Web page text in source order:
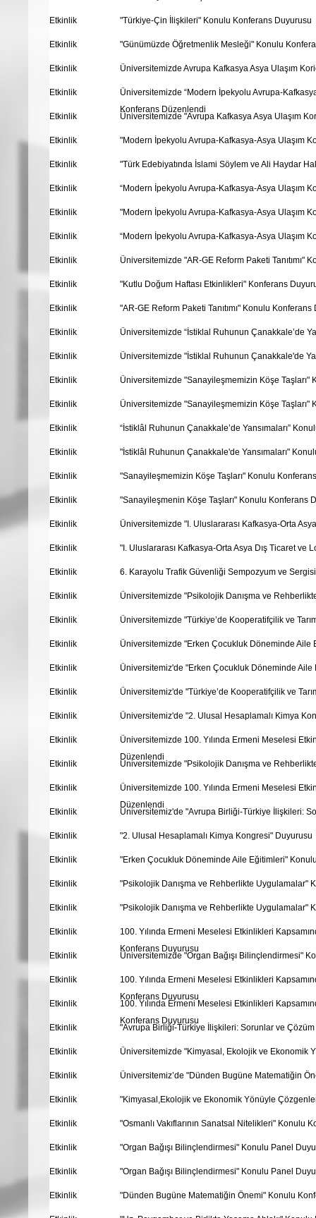
Etkinlik "Türkiye-Çin İlişkileri" Konulu Konferans Duyurusu
Etkinlik "Günümüzde Öğretmenlik Mesleği" Konulu
Etkinlik Üniversitemizde Avrupa Kafkasya Asya Ulaşım
Etkinlik
Üniversitemizde “Modern İpekyolu Avrupa-
Konferans Düzenlendi
Etkinlik Üniversitemizde "Avrupa Kafkasya Asya Ulaşım
Etkinlik "Modern İpekyolu Avrupa-Kafkasya-Asya Ulaşım
Etkinlik "Türk Edebiyatında İslami Söylem ve Ali Haydar
Etkinlik “Modern İpekyolu Avrupa-Kafkasya-Asya Ulaşım
Etkinlik "Modern İpekyolu Avrupa-Kafkasya-Asya Ulaşım
Etkinlik “Modern İpekyolu Avrupa-Kafkasya-Asya Ulaşım
Etkinlik Üniversitemizde "AR-GE Reform Paketi Tanıtımı"
Etkinlik "Kutlu Doğum Haftası Etkinlikleri" Konferans
Etkinlik "AR-GE Reform Paketi Tanıtımı" Konulu Konferans
Etkinlik Üniversitemizde “İstiklal Ruhunun Çanakkale’de
Etkinlik Üniversitemizde "İstiklal Ruhunun Çanakkale'de
Etkinlik Üniversitemizde "Sanayileşmemizin Köşe Taşları"
Etkinlik Üniversitemizde "Sanayileşmemizin Köşe Taşları"
Etkinlik “İstiklâl Ruhunun Çanakkale’de Yansımaları”
Etkinlik "İstiklâl Ruhunun Çanakkale'de Yansımaları"
Etkinlik "Sanayileşmemizin Köşe Taşları" Konulu
Etkinlik "Sanayileşmenin Köşe Taşları" Konulu Konferans
Etkinlik Üniversitemizde "I. Uluslararası Kafkasya-Orta
Etkinlik "I. Uluslararası Kafkasya-Orta Asya Dış Ticaret ve
Etkinlik 6. Karayolu Trafik Güvenliği Sempozyum ve Sergisi
Etkinlik Üniversitemizde "Psikolojik Danışma ve
Etkinlik Üniversitemizde "Türkiye’de Kooperatifçilik ve
Etkinlik Üniversitemizde "Erken Çocukluk Döneminde
Etkinlik Üniversitemiz'de "Erken Çocukluk Döneminde
Etkinlik Üniversitemiz'de "Türkiye’de Kooperatifçilik ve
Etkinlik Üniversitemiz'de "2. Ulusal Hesaplamalı Kimya
Etkinlik
Üniversitemizde 100. Yılında Ermeni Meselesi
Düzenlendi
Etkinlik Üniversitemizde "Psikolojik Danışma ve
Etkinlik
Üniversitemizde 100. Yılında Ermeni Meselesi
Düzenlendi
Etkinlik Üniversitemiz'de "Avrupa Birliği-Türkiye İlişkileri:
Etkinlik "2. Ulusal Hesaplamalı Kimya Kongresi" Duyurusu
Etkinlik "Erken Çocukluk Döneminde Aile Eğitimleri"
Etkinlik "Psikolojik Danışma ve Rehberlikte Uygulamalar"
Etkinlik "Psikolojik Danışma ve Rehberlikte Uygulamalar"
Etkinlik
100. Yılında Ermeni Meselesi Etkinlikleri
Konferans Duyurusu
Etkinlik Üniversitemizde "Organ Bağışı Bilinçlendirmesi"
Etkinlik
100. Yılında Ermeni Meselesi Etkinlikleri
Konferans Duyurusu
Etkinlik
100. Yılında Ermeni Meselesi Etkinlikleri
Konferans Duyurusu
Etkinlik "Avrupa Birliği-Türkiye İlişkileri: Sorunlar ve
Etkinlik Üniversitemizde "Kimyasal, Ekolojik ve Ekonomik
Etkinlik Üniversitemiz’de "Dünden Bugüne Matematiğin
Etkinlik "Kimyasal,Ekolojik ve Ekonomik Yönüyle
Etkinlik "Osmanlı Vakıflarının Sanatsal Nitelikleri" Konulu
Etkinlik "Organ Bağışı Bilinçlendirmesi" Konulu Panel
Etkinlik "Organ Bağışı Bilinçlendirmesi" Konulu Panel
Etkinlik "Dünden Bugüne Matematiğin Önemi" Konulu